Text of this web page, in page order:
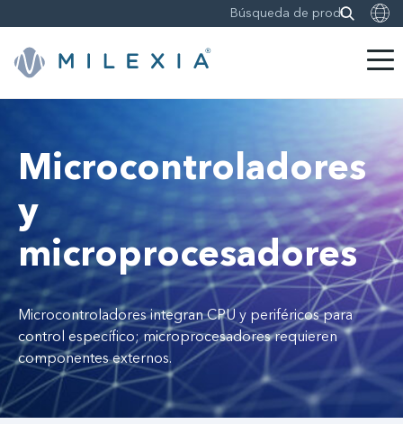
contenido
Microcontroladores
y
microprocesadores
Microcontroladores integran CPU y periféricos para
control específico; microprocesadores requieren
componentes externos.